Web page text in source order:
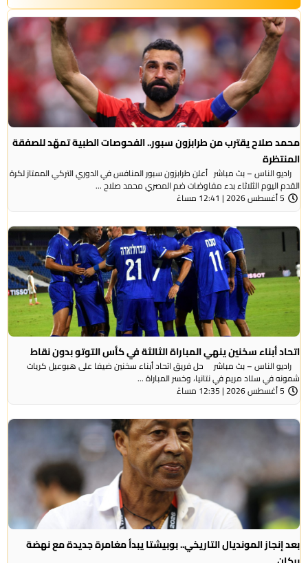
محمد صلاح يقترب من طرابزون سبور.. الفحوصات الطبية تمهّد للصفقة
المنتظرة
راديو الناس – بث مباشر أعلن طرابزون سبور المنافس في الدوري التركي الممتاز لكرة
القدم اليوم الثلاثاء بدء مفاوضات ضم المصري محمد صلاح ...
5 أغسطس 2026 | 12:41 مساءً
اتحاد أبناء سخنين ينهي المباراة الثالثة في كأس التوتو بدون نقاط
راديو الناس – بث مباشر حل فريق اتحاد أبناء سخنين ضيفا على هبوعيل كريات
شمونه في ستاد مريم في نتانيا، وخسر المباراة ...
5 أغسطس 2026 | 12:35 مساءً
بعد إنجاز المونديال التاريخي.. بوبيشتا يبدأ مغامرة جديدة مع نهضة